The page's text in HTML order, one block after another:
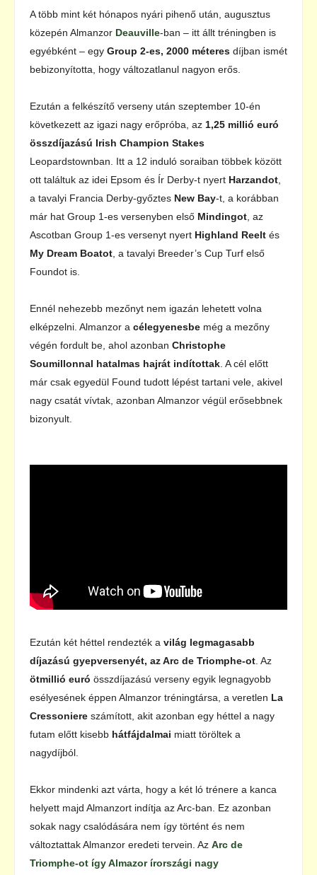
A több mint két hónapos nyári pihenő után, augusztus
közepén Almanzor Deauville-ban – itt állt tréningben is
egyébként – egy Group 2-es, 2000 méteres díjban ismét
bebizonyította, hogy változatlanul nagyon erős.
Ezután a felkészítő verseny után szeptember 10-én
következett az igazi nagy erőpróba, az 1,25 millió euró
összdíjazású Irish Champion Stakes
Leopardstownban. Itt a 12 induló soraiban többek között
ott találtuk az idei Epsom és Ír Derby-t nyert Harzandot
a tavalyi Francia Derby-győztes New Bay-t, a korábban
már hat Group 1-es versenyben első Mindingot , az
Ascotban Group 1-es versenyt nyert Highland Reelt és
My Dream Boatot , a tavalyi Breeder’s Cup Turf első
Foundot is.
Ennél nehezebb mezőnyt nem igazán lehetett volna
elképzelni. Almanzor a célegyenesbe még a mezőny
végén fordult be, ahol azonban Christophe
Soumillonnal hatalmas hajrát indítottak . A cél előtt
már csak egyedül Found tudott lépést tartani vele, akivel
nagy csatát vívtak, azonban Almanzor végül erősebbnek
bizonyult.
Ezután két héttel rendezték a világ legmagasabb
díjazású gyepversenyét, az Arc de Triomphe-ot. Az
ötmillió euró összdíjazású verseny egyik legnagyobb
esélyesének éppen Almanzor tréningtársa, a veretlen La
Cressoniere számított, akit azonban egy héttel a nagy
futam előtt kisebb hátfájdalmai miatt töröltek a
nagydíjból.
Ekkor mindenki azt várta, hogy a két ló trénere a kanca
helyett majd Almanzort indítja az Arc-ban. Ez azonban
sokak nagy csalódására nem így történt és nem
változtattak Almanzor eredeti tervein. Az Arc de
Triomphe-ot így Almazor írországi nagy